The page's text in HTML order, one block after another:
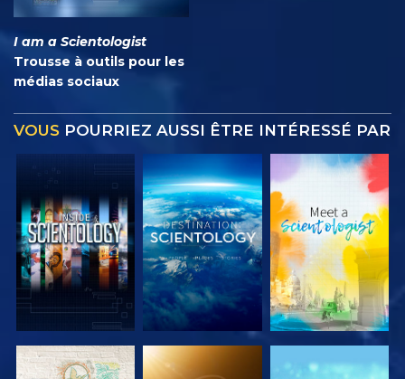
I am a Scientologist
Trousse à outils pour les
médias sociaux
VOUS POURRIEZ AUSSI ÊTRE INTÉRESSÉ PAR